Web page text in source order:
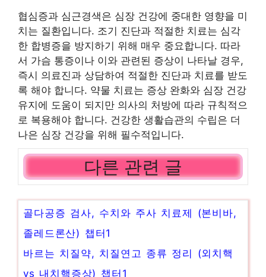
협심증과 심근경색은 심장 건강에 중대한 영향을 미
치는 질환입니다. 조기 진단과 적절한 치료는 심각
한 합병증을 방지하기 위해 매우 중요합니다. 따라
서 가슴 통증이나 이와 관련된 증상이 나타날 경우,
즉시 의료진과 상담하여 적절한 진단과 치료를 받도
록 해야 합니다. 약물 치료는 증상 완화와 심장 건강
유지에 도움이 되지만 의사의 처방에 따라 규칙적으
로 복용해야 합니다. 건강한 생활습관의 수립은 더
나은 심장 건강을 위해 필수적입니다.
다른 관련 글
골다공증 검사, 수치와 주사 치료제 (본비바,
졸레드론산) 챕터1
바르는 치질약, 치질연고 종류 정리 (외치핵
vs 내치핵증상) 챕터1